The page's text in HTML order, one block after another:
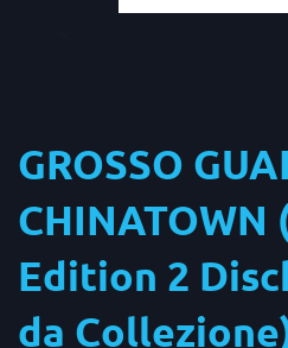
GROSSO
Edition 2
da